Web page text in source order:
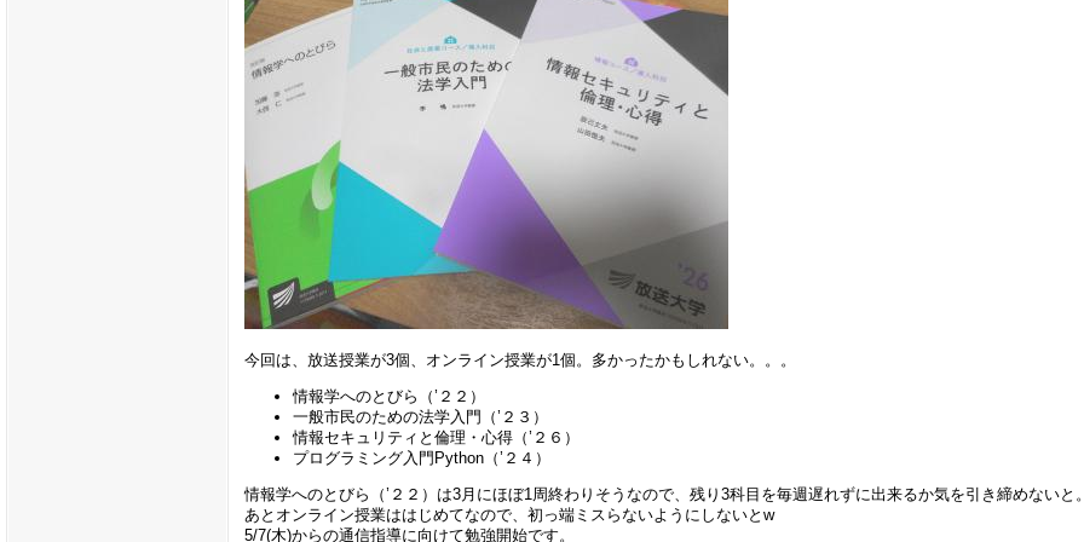
今回は、放送授業が3個、オンライン授業が1個。多かったかもしれない。。。
情報学へのとびら（’２２）
一般市民のための法学入門（’２３）
情報セキュリティと倫理・心得（’２６）
プログラミング入門Python（’２４）
情報学へのとびら（’２２）は3月にほぼ1周終わりそうなので、残り3科目を毎週遅れずに出来るか気を引き締めないと
あとオンライン授業ははじめてなので、初っ端ミスらないようにしないとw
5/7(木)からの通信指導に向けて勉強開始です。